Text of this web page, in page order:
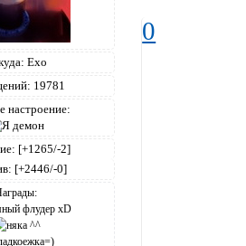
Ехо
19781
настроение:
[+1265/-2]
[+2446/-0]
0